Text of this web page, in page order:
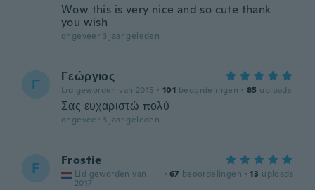
Wow this is very nice and so cute thank
you wish
ongeveer 3 jaar geleden
Γ Γεώργιος
Lid geworden van 2015 · 101 beoordelingen · 85 uploads
Σας ευχαριστώ πολύ
ongeveer 3 jaar geleden
F Frostie
Lid geworden van
2017
· 67 beoordelingen · 13 uploads